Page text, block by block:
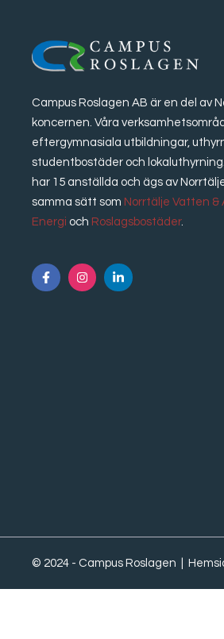
Campus Roslagen AB är en del av
koncernen. Våra
eftergymnasiala utbildningar,
studentbostäder och
har 15 anställda och ägs av
samma sätt som Norrtälje Vatten &
Energi och Roslagsbostäder.
© 2024 - Campus Roslagen |